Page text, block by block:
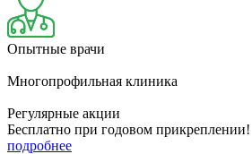
Опытные врачи
Многопрофильная клиника
Регулярные акции
Бесплатно при годовом прикреплении!
подробнее